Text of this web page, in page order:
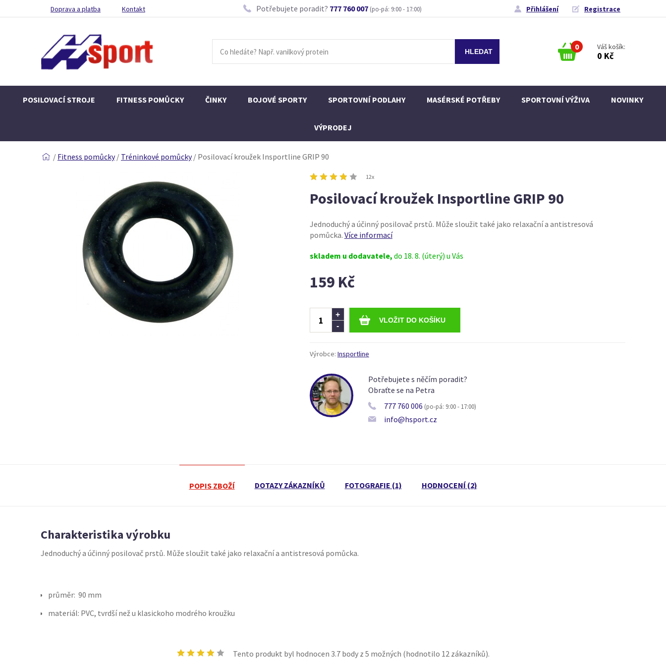
Doprava a platba Kontakt Potřebujete poradit? 777 760 007 (po-pá: 9:00 - 17:00) Přihlášení Registrace
0 Váš košík:
0 Kč
POSILOVACÍ STROJE FITNESS POMŮCKY ČINKY BOJOVÉ SPORTY SPORTOVNÍ PODLAHY MASÉRSKÉ POTŘEBY SPORTOVNÍ VÝŽIVA NOVINKY
VÝPRODEJ
/ Fitness pomůcky / Tréninkové pomůcky / Posilovací kroužek Insportline GRIP 90
12x
Posilovací kroužek Insportline GRIP 90
Jednoduchý a účinný posilovač prstů. Může sloužit také jako relaxační a antistresová
pomůcka. Více informací
skladem u dodavatele, do 18. 8. (úterý) u Vás
159 Kč
-
+
Výrobce: Insportline
Potřebujete s něčím poradit?
Obraťte se na Petra
777 760 006 (po-pá: 9:00 - 17:00)
info@hsport.cz
POPIS ZBOŽÍ DOTAZY ZÁKAZNÍKŮ FOTOGRAFIE (1) HODNOCENÍ (2)
Charakteristika výrobku
Jednoduchý a účinný posilovač prstů. Může sloužit také jako relaxační a antistresová pomůcka.
průměr: 90 mm
materiál: PVC, tvrdší než u klasickoho modrého kroužku
Tento produkt byl hodnocen 3.7body z 5 možných (hodnotilo 12zákazníků).